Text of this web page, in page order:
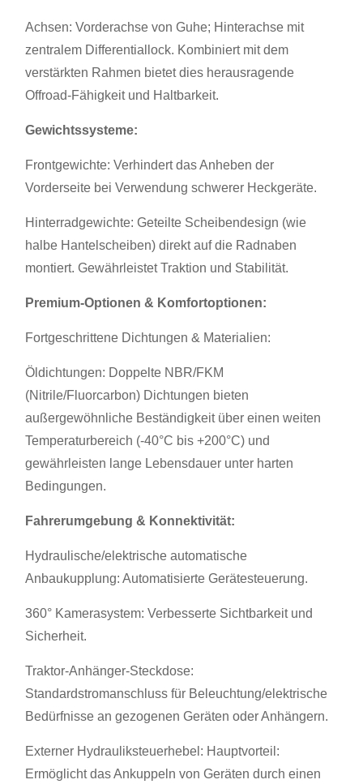
Achsen: Vorderachse von Guhe; Hinterachse mit
zentralem Differentiallock. Kombiniert mit dem
verstärkten Rahmen bietet dies herausragende
Offroad-Fähigkeit und Haltbarkeit.
Gewichtssysteme:
Frontgewichte: Verhindert das Anheben der
Vorderseite bei Verwendung schwerer Heckgeräte.
Hinterradgewichte: Geteilte Scheibendesign (wie
halbe Hantelscheiben) direkt auf die Radnaben
montiert. Gewährleistet Traktion und Stabilität.
Premium-Optionen & Komfortoptionen:
Fortgeschrittene Dichtungen & Materialien:
Öldichtungen: Doppelte NBR/FKM
(Nitrile/Fluorcarbon) Dichtungen bieten
außergewöhnliche Beständigkeit über einen weiten
Temperaturbereich (-40°C bis +200°C) und
gewährleisten lange Lebensdauer unter harten
Bedingungen.
Fahrerumgebung & Konnektivität:
Hydraulische/elektrische automatische
Anbaukupplung: Automatisierte Gerätesteuerung.
360° Kamerasystem: Verbesserte Sichtbarkeit und
Sicherheit.
Traktor-Anhänger-Steckdose:
Standardstromanschluss für Beleuchtung/elektrische
Bedürfnisse an gezogenen Geräten oder Anhängern.
Externer Hydrauliksteuerhebel: Hauptvorteil:
Ermöglicht das Ankuppeln von Geräten durch einen